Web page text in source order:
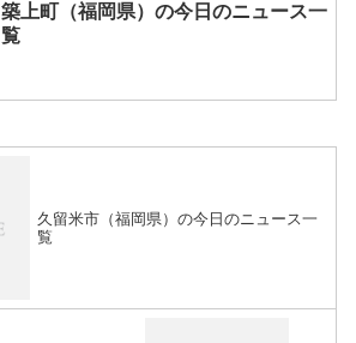
築上町（福岡県）の今日のニュース一
覧
久留米市（福岡県）の今日のニュース一
覧